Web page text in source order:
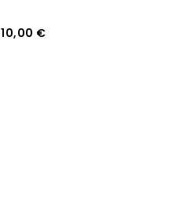
10,00 €